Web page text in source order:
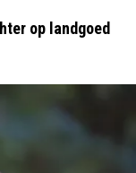
op landgoed